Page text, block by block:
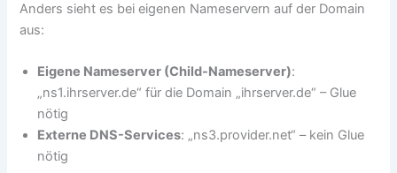
Anders sieht es bei eigenen Nameservern auf der Domain
aus:
Eigene Nameserver (Child-Nameserver):
„ns1.ihrserver.de“ für die Domain „ihrserver.de“ – Glue
nötig
Externe DNS-Services: „ns3.provider.net“ – kein Glue
nötig